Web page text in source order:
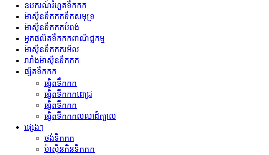
ឧបករណ៍រំហួតទឹកកក
ម៉ាស៊ីនទឹកកកទឹកសមុទ្រ
ម៉ាស៊ីនទឹកកកបំពង់
អ្នកផលិតទឹកកកពាណិជ្ជកម្ម
ម៉ាស៊ីនទឹកកករអិល
រារាំងម៉ាស៊ីនទឹកកក
ផ្សិតទឹកកក
ផ្សិតទឹកកក
ផ្សិតទឹកកកពេជ្រ
ផ្សិតទឹកកក
ផ្សិតទឹកកកលលាដ៍ក្បាល
ផ្សេងៗ
ថង់ទឹកកក
ម៉ាស៊ីនកិនទឹកកក